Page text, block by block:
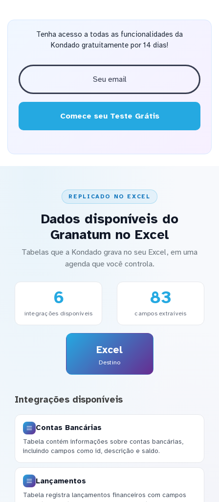
Tenha acesso a todas as funcionalidades da
Kondado gratuitamente por 14 dias!
Comece seu Teste Grátis
REPLICADO NO EXCEL
Dados disponíveis do
Granatum no Excel
Tabelas que a Kondado grava no seu Excel, em uma
agenda que você controla.
6
integrações disponíveis
83
campos extraíveis
Excel
Destino
Integrações disponíveis
Contas Bancárias
Tabela contém informações sobre contas bancárias,
incluindo campos como id, descrição e saldo.
Lançamentos
Tabela registra lançamentos financeiros com campos